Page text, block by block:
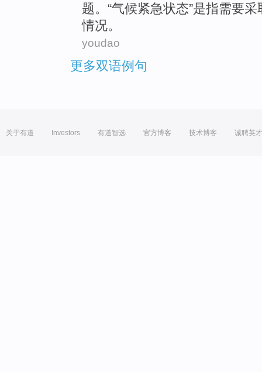
题。“气候紧急状态”是指需要
情况。
youdao
更多双语例句
关于有道 Investors 有道智选 官方博客 技术博客 诚聘英才